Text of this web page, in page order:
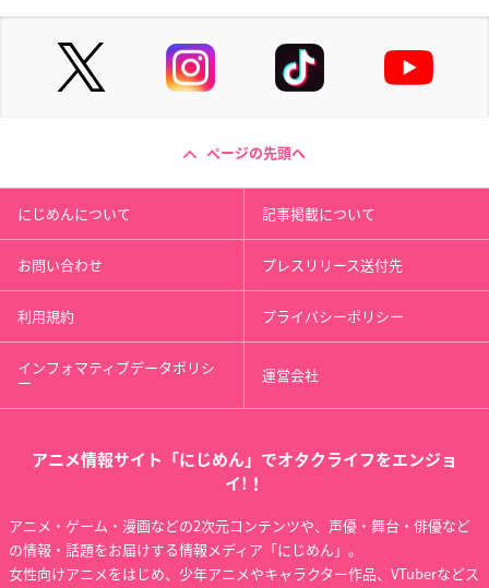
ページの先頭へ
にじめんについて 記事掲載について
お問い合わせ プレスリリース送付先
利用規約 プライバシーポリシー
インフォマティブデータポリシ
ー 運営会社
アニメ情報サイト「にじめん」でオタクライフをエンジョ
イ!！
アニメ・ゲーム・漫画などの2次元コンテンツや、声優・舞台・俳優など
の情報・話題をお届けする情報メディア「にじめん」。
女性向けアニメをはじめ、少年アニメやキャラクター作品、VTuberなどス